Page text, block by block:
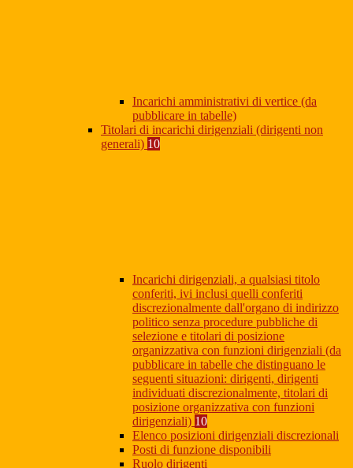
Incarichi amministrativi di vertice (da
pubblicare in tabelle)
Titolari di incarichi dirigenziali (dirigenti non
generali) 10
Incarichi dirigenziali, a qualsiasi titolo
conferiti, ivi inclusi quelli conferiti
discrezionalmente dall'organo di indirizzo
politico senza procedure pubbliche di
selezione e titolari di posizione
organizzativa con funzioni dirigenziali (da
pubblicare in tabelle che distinguano le
seguenti situazioni: dirigenti, dirigenti
individuati discrezionalmente, titolari di
posizione organizzativa con funzioni
dirigenziali) 10
Elenco posizioni dirigenziali discrezionali
Posti di funzione disponibili
Ruolo dirigenti